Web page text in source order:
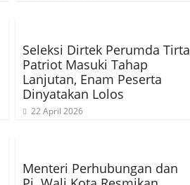
Seleksi Dirtek Perumda Tirta
Patriot Masuki Tahap
Lanjutan, Enam Peserta
Dinyatakan Lolos
22 April 2026
Menteri Perhubungan dan